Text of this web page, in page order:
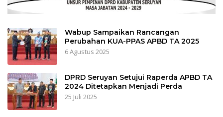
Wabup Sampaikan Rancangan
Perubahan KUA-PPAS APBD TA 2025
6 Agustus 2025
DPRD Seruyan Setujui Raperda APBD TA
2024 Ditetapkan Menjadi Perda
25 Juli 2025